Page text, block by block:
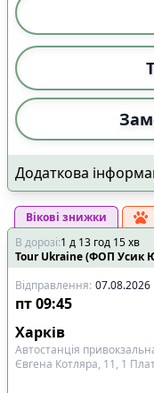
Додаткова
Вікові знижки
В дорозі:1 д 13 год 15хв
Tour Ukraine (ФОП Усик
Відправлення: 07.08.2026
пт09:45
Харків
Автостанція
Євгена Котляра, 11, 1